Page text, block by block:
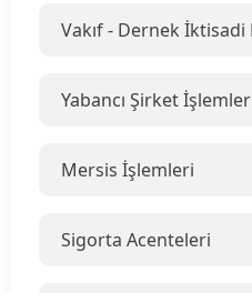
Vakıf - Dernek
Yabancı Şirket
Mersis İşlemleri
Sigorta Acenteleri